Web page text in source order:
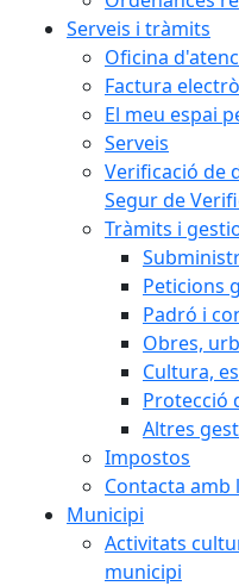
Serveis i tràmits
Oficina
Factura
El meu espai
Serveis
Verificació de
Segur de
Tràmits i
Peticions
Padró i
Obres,
Cultura,
Protecció
Altres
Impostos
Contacta
Municipi
Activitats
municipi